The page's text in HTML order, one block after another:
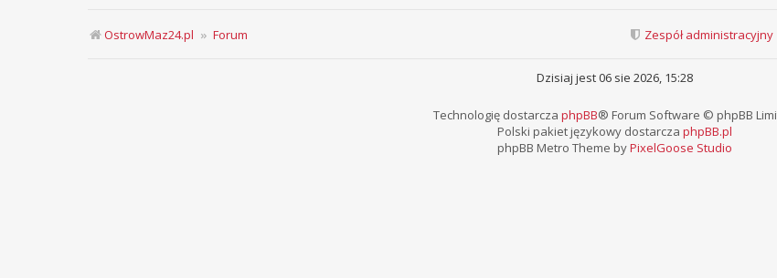
OstrowMaz24.pl Forum Zespół administracyjny
Dzisiaj jest 06 sie 2026, 15:28
Technologię dostarcza phpBB® Forum Software © phpBB
Polski pakiet językowy dostarcza phpBB.pl
phpBB Metro Theme byPixelGoose Studio